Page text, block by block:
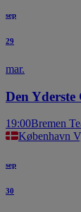
sep
29
mar.
Den Yderste
19:00Bremen
København
sep
30